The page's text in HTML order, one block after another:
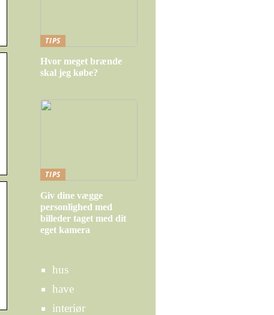
TIPS
Hvor meget brænde
skal jeg købe?
TIPS
Giv dine vægge
personlighed med
billeder taget med dit
eget kamera
hus
have
interiør